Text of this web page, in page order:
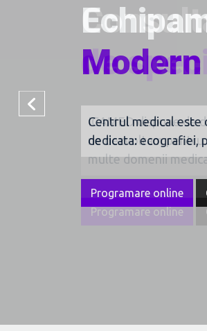
Modern
Centrul medical este
dedicata: ecografiei,
Programare online